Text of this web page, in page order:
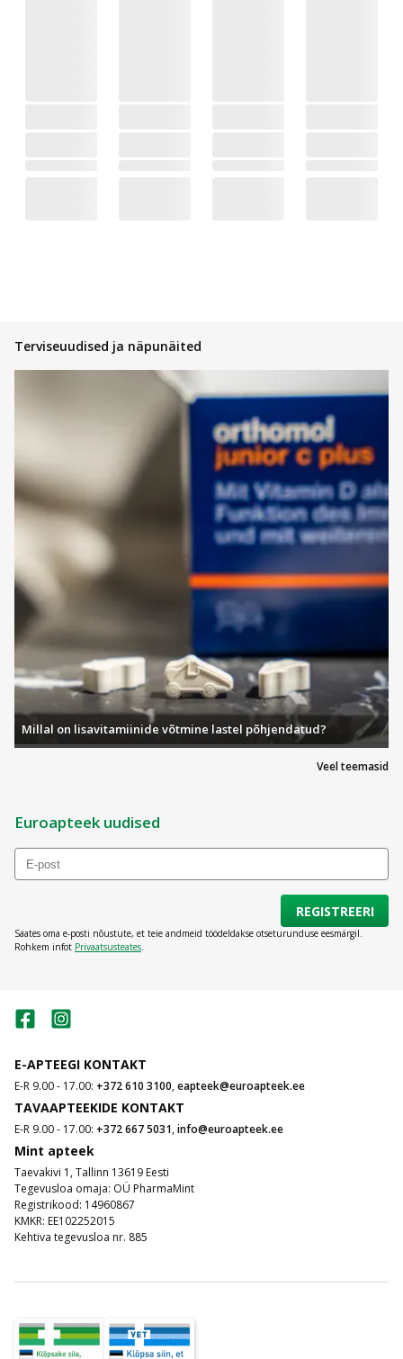
Terviseuudised ja näpunäited
Veel teemasid
Millal on lisavitamiinide võtmine lastel põhjendatud?
Euroapteek uudised
REGISTREERI
Saates oma e-posti nõustute, et teie andmeid töödeldakse otseturunduse eesmärgil.
Rohkem infot Privaatsusteates.
E-APTEEGI KONTAKT
E-R 9.00 - 17.00: +372 610 3100,eapteek@euroapteek.ee
TAVAAPTEEKIDE KONTAKT
E-R 9.00 - 17.00: +372 667 5031,info@euroapteek.ee
Mint apteek
Taevakivi 1, Tallinn 13619 Eesti
Tegevusloa omaja: OÜ PharmaMint
Registrikood: 14960867
KMKR: EE102252015
Kehtiva tegevusloa nr. 885